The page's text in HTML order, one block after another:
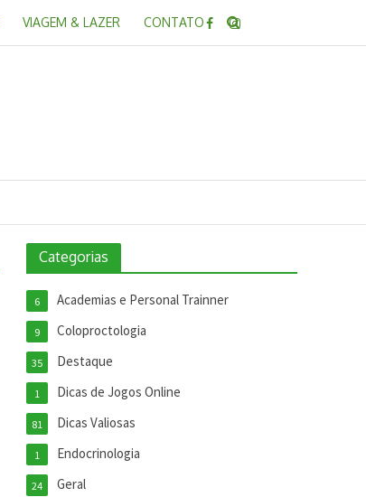
VIAGEM & LAZER CONTATO
Categorias
Academias e Personal Trainner
6
Coloproctologia
9
Destaque
35
Dicas de Jogos Online
1
Dicas Valiosas
81
Endocrinologia
1
Geral
24